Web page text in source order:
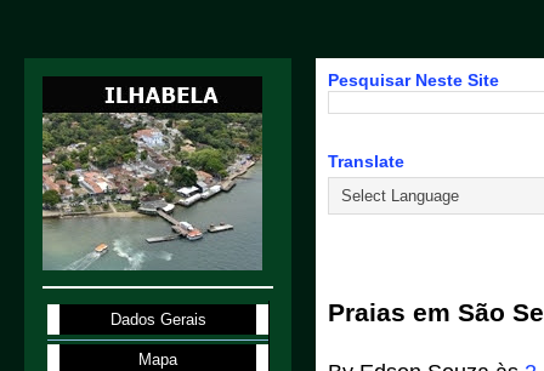
Pesquisar Neste Site
Translate
Praias em São
Dados Gerais
Mapa